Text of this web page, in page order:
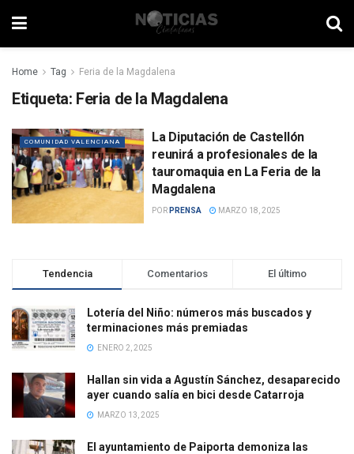
Home Tag Feria de la Magdalena
Etiqueta: Feria de la Magdalena
COMUNIDAD VALENCIANA
La Diputación de Castellón
reunirá a profesionales de la
tauromaquia en La Feria de la
Magdalena
POR PRENSA MARZO 18, 2025
Tendencia Comentarios El último
Lotería del Niño: números más buscados y
terminaciones más premiadas
ENERO 2, 2025
Hallan sin vida a Agustín Sánchez, desaparecido
ayer cuando salía en bici desde Catarroja
MARZO 13, 2025
El ayuntamiento de Paiporta demoniza las